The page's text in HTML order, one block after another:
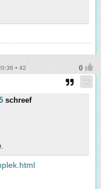
• 42
schreef